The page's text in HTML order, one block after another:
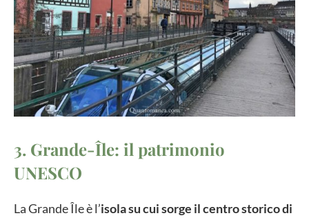
3. Grande-Île: il patrimonio
UNESCO
La Grande Île è l’isola su cui sorge il centro storico di